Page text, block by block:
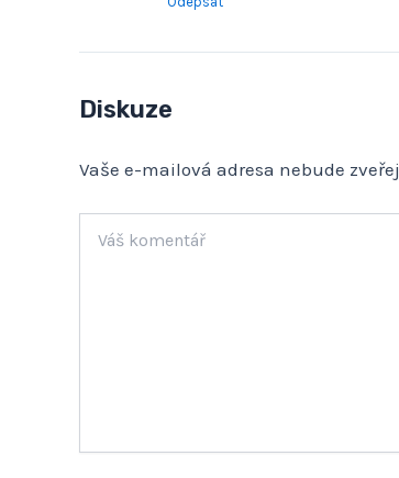
Diskuze
Vaše e-mailová adresa nebude
komentář